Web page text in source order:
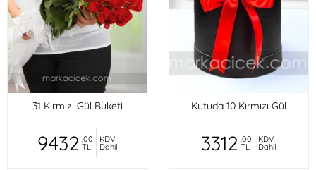
31 Kırmızı Gül Buketi
9432 ,00
TL
KDV
Dahil
Kutuda 10 Kırmızı Gül
3312 ,00
TL
KDV
Dahil